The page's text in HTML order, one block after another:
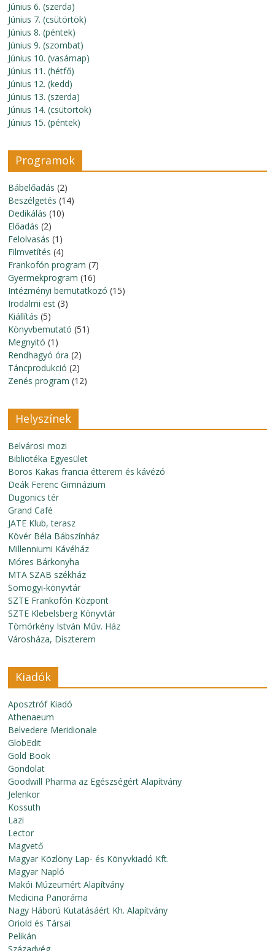
Június 6. (szerda)
Június 7. (csütörtök)
Június 8. (péntek)
Június 9. (szombat)
Június 10. (vasárnap)
Június 11. (hétfő)
Június 12. (kedd)
Június 13. (szerda)
Június 14. (csütörtök)
Június 15. (péntek)
Programok
Bábelőadás (2)
Beszélgetés (14)
Dedikálás (10)
Előadás (2)
Felolvasás (1)
Filmvetítés (4)
Frankofón program (7)
Gyermekprogram (16)
Intézményi bemutatkozó (15)
Irodalmi est (3)
Kiállítás (5)
Könyvbemutató (51)
Megnyitó (1)
Rendhagyó óra (2)
Táncprodukció (2)
Zenés program (12)
Helyszínek
Belvárosi mozi
Bibliotéka Egyesület
Boros Kakas francia étterem és kávézó
Deák Ferenc Gimnázium
Dugonics tér
Grand Café
JATE Klub, terasz
Kövér Béla Bábszínház
Millenniumi Kávéház
Móres Bárkonyha
MTA SZAB székház
Somogyi-könyvtár
SZTE Frankofón Központ
SZTE Klebelsberg Könyvtár
Tömörkény István Műv. Ház
Városháza, Díszterem
Kiadók
Aposztróf Kiadó
Athenaeum
Belvedere Meridionale
GlobEdit
Gold Book
Gondolat
Goodwill Pharma az Egészségért Alapítvány
Jelenkor
Kossuth
Lazi
Lector
Magvető
Magyar Közlöny Lap- és Könyvkiadó Kft.
Magyar Napló
Makói Múzeumért Alapítvány
Medicina Panoráma
Nagy Háború Kutatásáért Kh. Alapítvány
Oriold és Társai
Pelikán